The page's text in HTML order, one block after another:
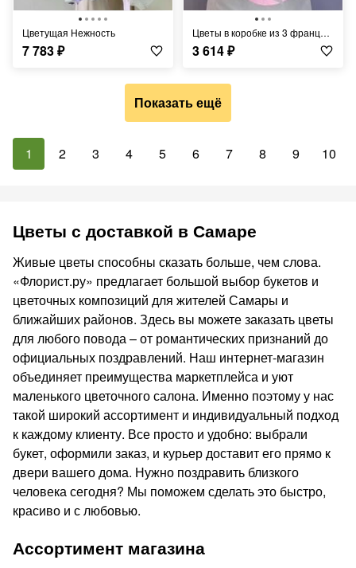
Цветущая Нежность
7 783₽
Цветы в коробке из 3 французских роз и эвкалипта
3 614₽
Показать ещё
1 2 3 4 5 6 7 8 9 10
Цветы с доставкой в Самаре
Живые цветы способны сказать больше, чем слова.
«Флорист.ру» предлагает большой выбор букетов и
цветочных композиций для жителей Самары и
ближайших районов. Здесь вы можете заказать цветы
для любого повода – от романтических признаний до
официальных поздравлений. Наш интернет-магазин
объединяет преимущества маркетплейса и уют
маленького цветочного салона. Именно поэтому у нас
такой широкий ассортимент и индивидуальный подход
к каждому клиенту. Все просто и удобно: выбрали
букет, оформили заказ, и курьер доставит его прямо к
двери вашего дома. Нужно поздравить близкого
человека сегодня? Мы поможем сделать это быстро,
красиво и с любовью.
Ассортимент магазина